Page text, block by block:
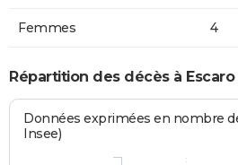
Femmes 4
Répartition des décès à
Données exprimées en nombre
Insee)